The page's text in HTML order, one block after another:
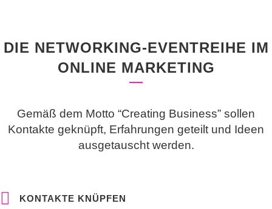
DIE NETWORKING-EVENTREIHE IM
ONLINE MARKETING
Gemäß dem Motto “Creating Business” sollen
Kontakte geknüpft, Erfahrungen geteilt und Ideen
ausgetauscht werden.
KONTAKTE KNÜPFEN